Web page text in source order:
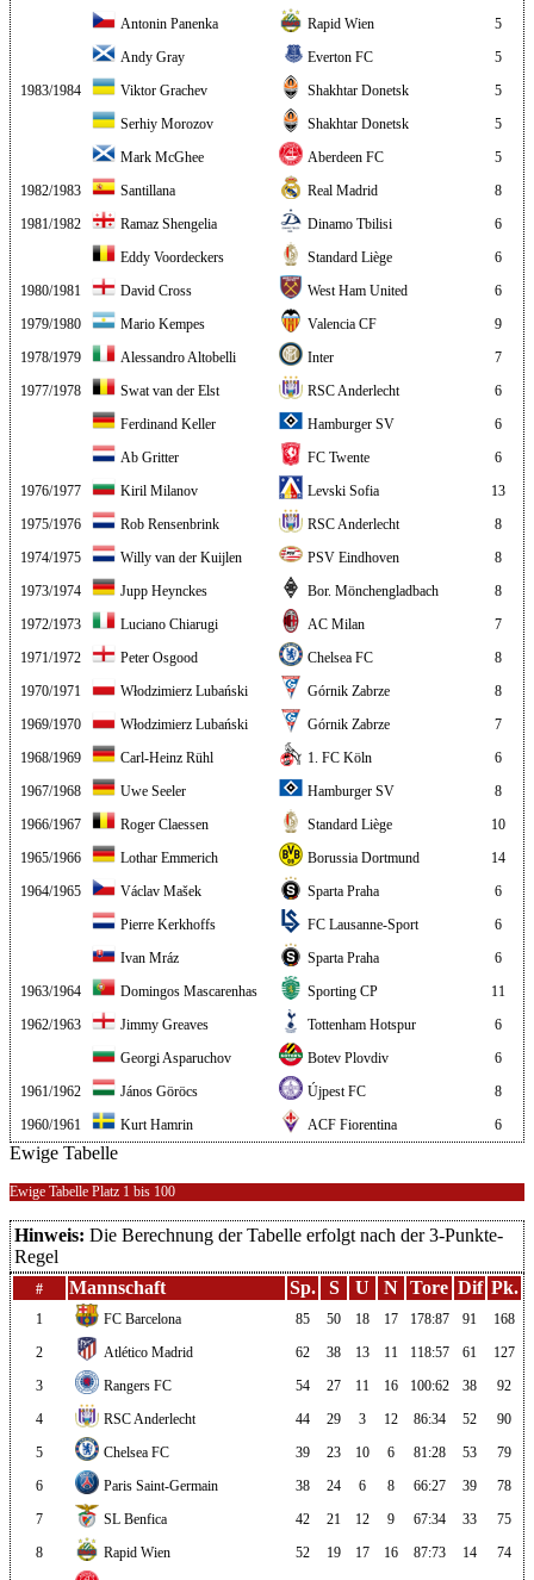
Antonin Panenka
Rapid Wien
5
Andy Gray
Everton FC
5
1983/1984
Viktor Grachev Shakhtar Donetsk
5
Serhiy Morozov
Shakhtar Donetsk
5
Mark McGhee
Aberdeen FC
5
1982/1983
Santillana Real Madrid
8
1981/1982
Ramaz Shengelia Dinamo Tbilisi
6
Eddy Voordeckers
Standard Liège
6
1980/1981
David Cross West Ham United
6
1979/1980
Mario Kempes Valencia CF
9
1978/1979
Alessandro Altobelli Inter
7
1977/1978
Swat van der Elst RSC Anderlecht
6
Ferdinand Keller
Hamburger SV
6
Ab Gritter
FC Twente
6
1976/1977
Kiril Milanov Levski Sofia
13
1975/1976
Rob Rensenbrink RSC Anderlecht
8
1974/1975
Willy van der Kuijlen PSV Eindhoven
8
1973/1974
Jupp Heynckes Bor. Mönchengladbach
8
1972/1973
Luciano Chiarugi AC Milan
7
1971/1972
Peter Osgood Chelsea FC
8
1970/1971
Włodzimierz Lubański Górnik Zabrze
8
1969/1970
Włodzimierz Lubański Górnik Zabrze
7
1968/1969
Carl-Heinz Rühl 1. FC Köln
6
1967/1968
Uwe Seeler Hamburger SV
8
1966/1967
Roger Claessen Standard Liège
10
1965/1966
Lothar Emmerich Borussia Dortmund
14
1964/1965
Václav Mašek Sparta Praha
6
Pierre Kerkhoffs
FC Lausanne-Sport
6
Ivan Mráz
Sparta Praha
6
1963/1964
Domingos Mascarenhas Sporting CP
11
1962/1963
Jimmy Greaves Tottenham Hotspur
6
Georgi Asparuchov
Botev Plovdiv
6
1961/1962
János Göröcs Újpest FC
8
1960/1961
Kurt Hamrin ACF Fiorentina 6
Ewige Tabelle
Ewige Tabelle Platz 1 bis 100
Hinweis: Die Berechnung der Tabelle erfolgt nach der 3-Punkte-
Regel
# Mannschaft Sp. S U N Tore Dif Pk.
1 FC Barcelona 85 50 18 17 178:87 91
168
2
Atlético Madrid 62 38 13 11 118:57 61
127
3
Rangers FC 54 27 11 16 100:62 38
92
4
RSC Anderlecht 44 29 3 12 86:34 52
90
5
Chelsea FC 39 23 10 6 81:28 53
79
6
Paris Saint-Germain 38 24 6 8 66:27 39
78
7
SL Benfica 42 21 12 9 67:34 33
75
8
Rapid Wien 52 19 17 16 87:73 14
74